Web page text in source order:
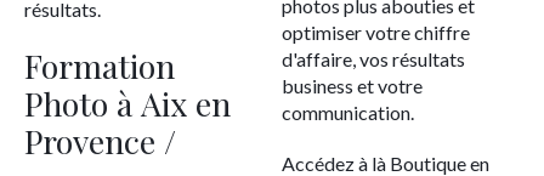
résultats.
Formation
Photo à Aix en
Provence /
photos plus abouties et
optimiser votre chiffre
d'affaire, vos résultats
business et votre
communication.
Accédez à là Boutique en